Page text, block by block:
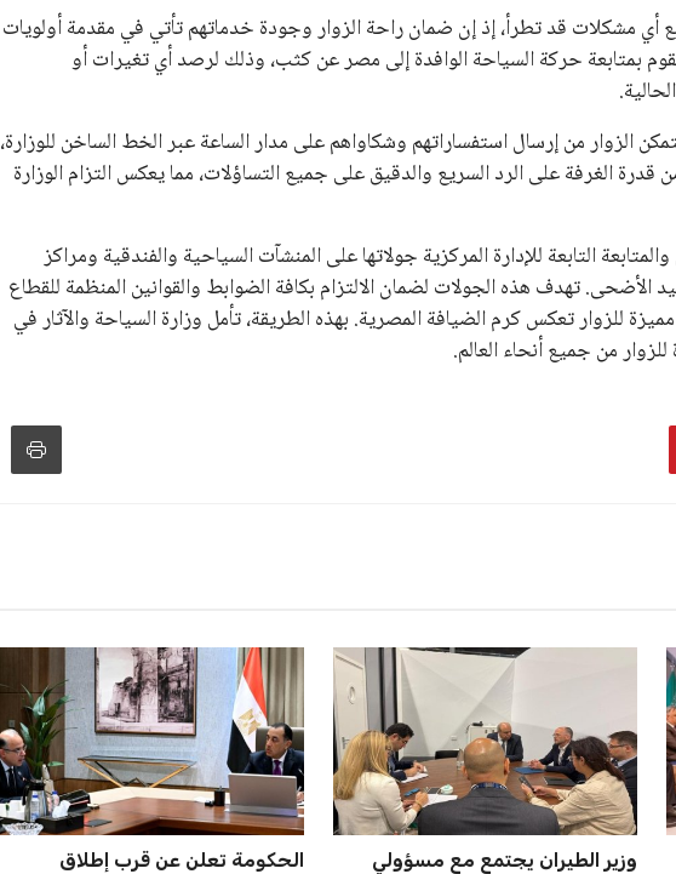
أي مشكلات قد تطرأ، إذ إن ضمان راحة الزوار وجودة خدماتهم تأتي في مقدمة أولويات
بمتابعة حركة السياحة الوافدة إلى مصر عن كثب، وذلك لرصد أي تغيرات أو
الزوار من إرسال استفساراتهم وشكاواهم على مدار الساعة عبر الخط الساخن للوزارة،
هذا سيعزز من قدرة الغرفة على الرد السريع والدقيق على جميع التساؤلات، مما يعكس التزام الوزارة
التابعة للإدارة المركزية جولاتها على المنشآت السياحية والفندقية ومراكز
تهدف هذه الجولات لضمان الالتزام بكافة الضوابط والقوانين المنظمة للقطاع
للزوار تعكس كرم الضيافة المصرية. بهذه الطريقة، تأمل وزارة السياحة والآثار في
من جميع أنحاء العالم.
وزير الطيران يجتمع مع مسؤولي
الحكومة تعلن عن قرب إطلاق